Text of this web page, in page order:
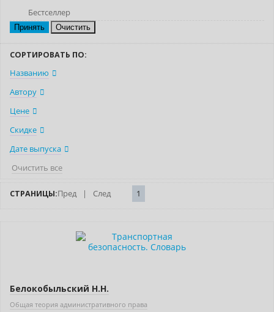
Бестселлер
Очистить
СОРТИРОВАТЬ ПО:
Названию
Автору
Цене
Скидке
Дате выпуска
Очистить все
СТРАНИЦЫ:Пред | След 1
Белокобыльский Н.Н.
Общая теория административного права